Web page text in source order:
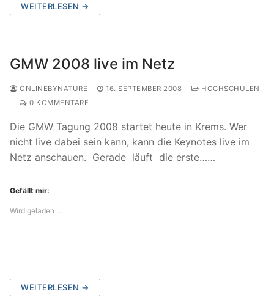
WEITERLESEN →
GMW 2008 live im Netz
ONLINEBYNATURE 16. SEPTEMBER 2008
HOCHSCHULEN
0 KOMMENTARE
Die GMW Tagung 2008 startet heute in Krems. Wer
nicht live dabei sein kann, kann die Keynotes live im
Netz anschauen. Gerade läuft die erste……
Gefällt mir:
Wird geladen …
WEITERLESEN →